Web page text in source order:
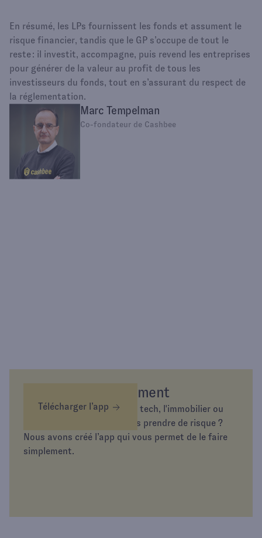
En résumé, les LPs fournissent les fonds et assument le
risque financier, tandis que le GP s’occupe de tout le
reste : il investit, accompagne, puis revend les entreprises
pour générer de la valeur au profit de tous les
investisseurs du fonds, tout en s’assurant du respect de
la réglementation.
Marc Tempelman
Co-fondateur de Cashbee
Épargnez différemment
Envie d’investir dans l’or, la tech, l'immobilier ou
simplement d’épargner sans prendre de risque ?
Nous avons créé l’app qui vous permet de le faire
simplement.
Télécharger l’app